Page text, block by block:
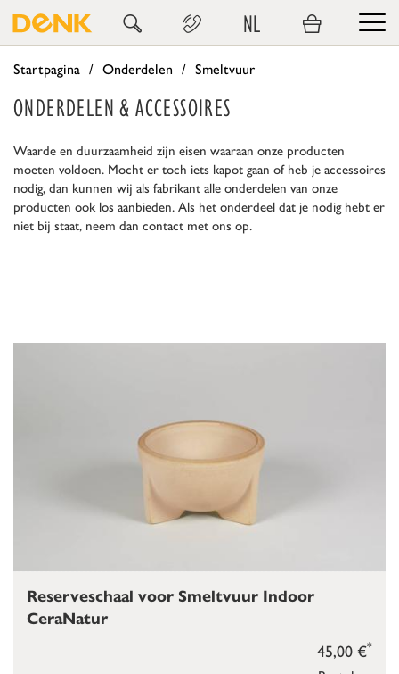
NL
Startpagina Onderdelen Smeltvuur
ONDERDELEN & ACCESSOIRES
Waarde en duurzaamheid zijn eisen waaraan onze producten
moeten voldoen. Mocht er toch iets kapot gaan of heb je accessoires
nodig, dan kunnen wij als fabrikant alle onderdelen van onze
producten ook los aanbieden. Als het onderdeel dat je nodig hebt er
niet bij staat, neem dan contact met ons op.
45,00 €*
Reserveschaal voor Smeltvuur Indoor
CeraNatur